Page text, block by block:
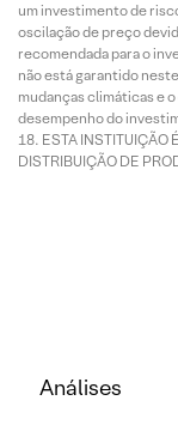
um investimento de
oscilação de preço
recomendada para o
não está garantido
mudanças climáticas e
desempenho do
ESTA INSTITUIÇÃO
DISTRIBUIÇÃO DE
Análises